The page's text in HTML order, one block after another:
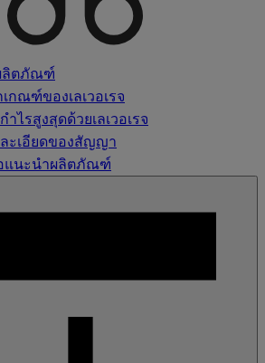
ลิตภัณฑ์
กณฑ์ของเลเวอเรจ
ำไรสูงสุดด้วยเลเวอเรจ
ะเอียดของสัญญา
แนะนำผลิตภัณฑ์